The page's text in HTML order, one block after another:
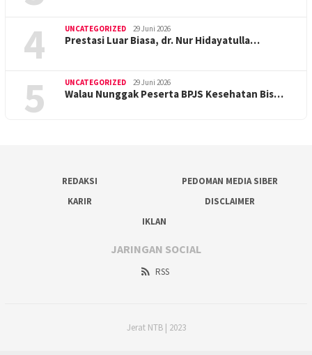
4 UNCATEGORIZED 29 Juni 2026
Prestasi Luar Biasa, dr. Nur Hidayatulla…
5 UNCATEGORIZED 29 Juni 2026
Walau Nunggak Peserta BPJS Kesehatan Bis…
REDAKSI
PEDOMAN MEDIA SIBER
KARIR
DISCLAIMER
IKLAN
JARINGAN SOCIAL
RSS
Jerat NTB | 2023